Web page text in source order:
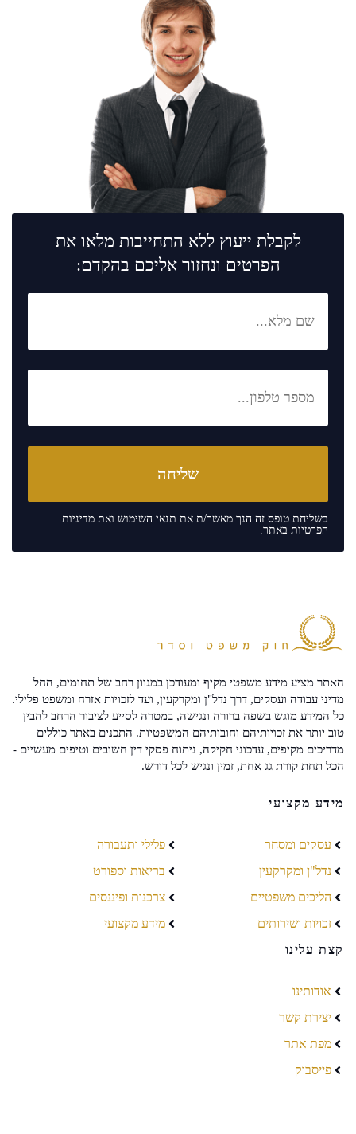
לקבלת ייעוץ ללא התחייבות מלאו את
הפרטים ונחזור אליכם בהקדם:
בשליחת טופס זה הנך מאשר/ת את תנאי השימוש ואת מדיניות
הפרטיות באתר.
האתר מציע מידע משפטי מקיף ומעודכן במגוון רחב של תחומים, החל
מדיני עבודה ועסקים, דרך נדל"ן ומקרקעין, ועד לזכויות אזרח ומשפט פלילי.
כל המידע מוגש בשפה ברורה ונגישה, במטרה לסייע לציבור הרחב להבין
טוב יותר את זכויותיהם וחובותיהם המשפטיות. התכנים באתר כוללים
מדריכים מקיפים, עדכוני חקיקה, ניתוח פסקי דין חשובים וטיפים מעשיים -
הכל תחת קורת גג אחת, זמין ונגיש לכל דורש.
מידע מקצועי
עסקים ומסחר
נדל"ן ומקרקעין
הליכים משפטיים
זכויות ושירותים
פלילי ותעבורה
בריאות וספורט
צרכנות ופיננסים
מידע מקצועי
קצת עלינו
אודותינו
יצירת קשר
מפת אתר
פייסבוק